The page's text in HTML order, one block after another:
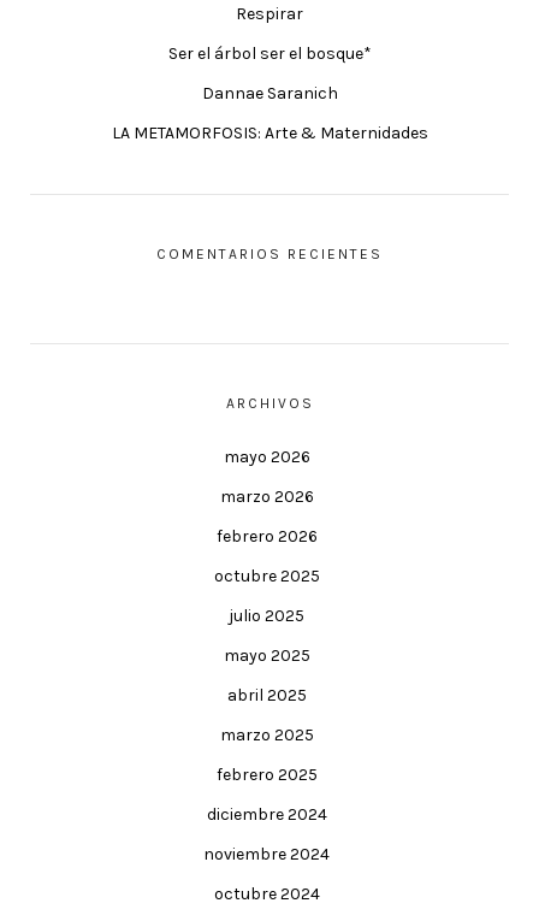
Respirar
Ser el árbol ser el bosque*
Dannae Saranich
LA METAMORFOSIS: Arte & Maternidades
COMENTARIOS RECIENTES
ARCHIVOS
mayo 2026
marzo 2026
febrero 2026
octubre 2025
julio 2025
mayo 2025
abril 2025
marzo 2025
febrero 2025
diciembre 2024
noviembre 2024
octubre 2024